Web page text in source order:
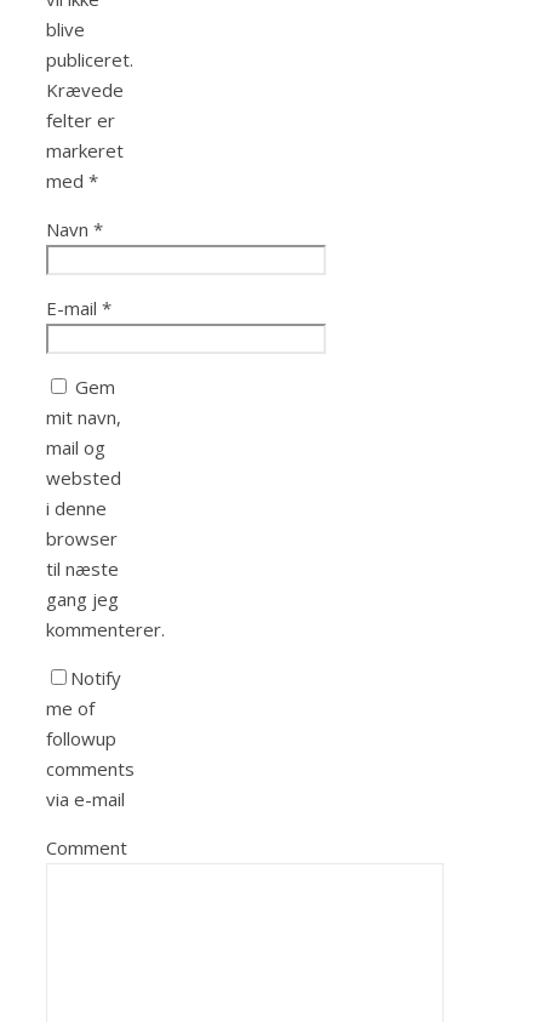
blive
publiceret.
Krævede
felter er
markeret
med *
Navn *
E-mail *
Gem
mit navn,
mail og
websted
i denne
browser
til næste
gang jeg
kommenterer.
Notify
me of
followup
comments
via e-mail
Comment